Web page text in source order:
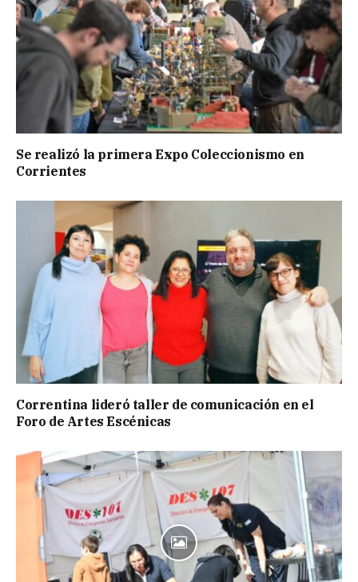
Se realizó la primera Expo Coleccionismo en
Corrientes
Correntina lideró taller de comunicación en el
Foro de Artes Escénicas